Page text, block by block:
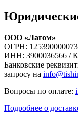
ООО «Лагом»
ОГРН:
ИНН: 3900036566 /
Банковские
запросу на
Вопросы по оплате:
Подробнее о